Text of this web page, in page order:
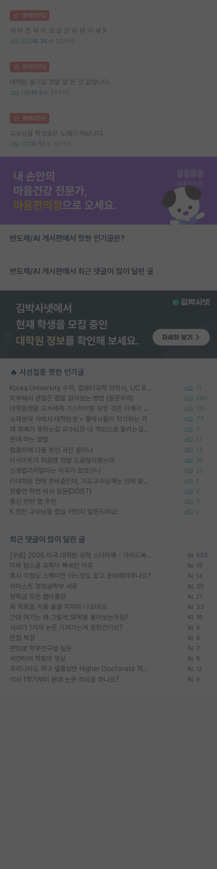
명예의전당
개 미 친 싸 이 코 같 은 리 뷰 어 새 X
203 36 33606
명예의전당
대학원 옮기길 정말 잘 한 것 같습니다.
139 5 55555
명예의전당
교수님들 학생들은 노예가 아닙니다.
132 52 19753
반도체/AI 게시판에서 핫한 인기글은?
반도체/AI 게시판에서 최근 댓글이 많이 달린 글
🔥 시선집중 핫한 인기글
Korea University 수학, 컴퓨터과학 이학사, UC Berkeley 산업공학 대학원 공학박사가 되는 것은 쉽지 않겠죠? 11
외부에서 괜찮은 랩을 알아보는 방법 (장문주의) 280
대학원생들 교수에게 가스라이팅 당한 것은 이해가 갑니다. 안타깝네요. 120
소재분야 석박사 대학원생 + 물박사들이 착각하는 거 77
왜 후배가 못하는걸 교수님은 내 책임으로 돌리는걸까요? 7
편애 하는 방법 17
랩홈피에 다들 본인 사진 올리냐 13
이사이트가 처음엔 정말 도움많이됐는데 16
신생랩가지말라는 이유가 있었구나 20
타대학원 컨텍 준비중인데, 지도교수님께는 언제 말씀드려야 할까요? 2
정출연 학연 박사 질문(DGIST) 2
통신 관련 랩 추천 3
K 전전 교수님들 랩실 어떤지 질문드려요! 2
최근 댓글이 많이 달린 글
[무료] 2026 미국 대학원 유학 스타터팩 - 가이드북 & 합격자 컨택메일 템플릿 653
미박 탑스쿨 유학이 빡세진 이유 19
혹시 이정도 스펙이면 어느정도 잡고 준비해야하나요? 14
카이스트 경영공학부 서류 30
장학금 모은 랩비통장 21
AI 학회들 거품 슬슬 지적이 나오네요 33
근데 여기는 왜 그렇게 SPK를 물어보는거임? 18
석사가 1저자 논문 가져가는게 흔한건가요? 5
면접 복장 9
편입생 학부연구생 질문 7
세컨티어 학회의 위상 6
우리나라도 학구 열풍보면 Higher Doctorate 학위가 필요하다고 봅니다. 12
석사 1학기부터 원래 논문 작성을 하나요? 9